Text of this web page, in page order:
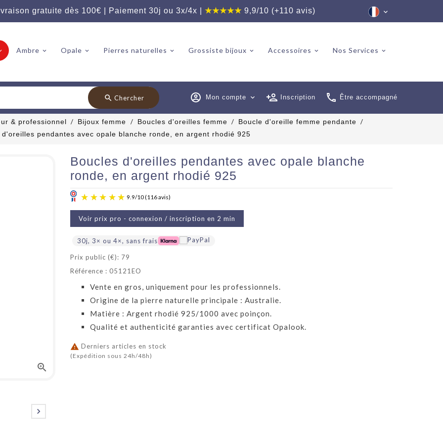
gratuite dès 100€ | Paiement 30j ou 3x/4x | ★★★★★9,9/10 (+110 avis)
Ambre Opale Pierres naturelles Grossiste bijoux Accessoires Nos Services
Être accompagné
Inscription
Mon compte expand_more
search Chercher
& professionnel Bijoux femme Boucles d'oreilles femme
Boucle d'oreille femme pendante
d'oreilles pendantes avec opale blanche ronde, en argent rhodié 925


Boucles d'oreilles pendantes avec opale blanche
ronde, en argent rhodié 925
Voir prix pro - connexion / inscription en 2 min
30j, 3× ou 4×, sans frais
Prix public (€): 79
Référence : 05121EO
Vente en gros, uniquement pour les professionnels.
Origine de la pierre naturelle principale : Australie.
Matière : Argent rhodié 925/1000 avec poinçon.
Qualité et authenticité garanties avec certificat Opalook.
 Derniers articles en stock
(Expédition sous 24h/48h)